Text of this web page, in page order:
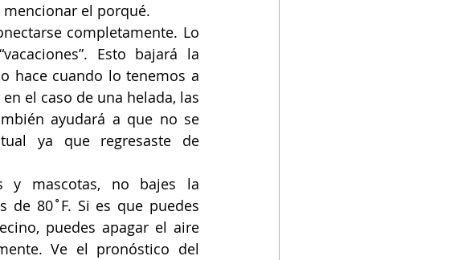
el porqué.
completamente. Lo
Esto bajará la
hace cuando lo tenemos a
el caso de una helada, las
ayudará a que no se
ya que regresaste de
y mascotas, no bajes la
de 80˚F. Si es que puedes
puedes apagar el aire
Ve el pronóstico del